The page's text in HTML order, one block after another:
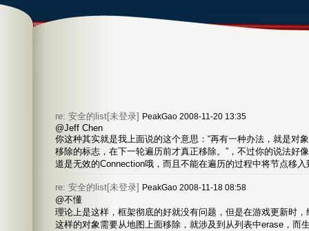
re: 安全的list[未登录] PeakGao 2008-11-20 13:35
@Jeff Chen
你这种其实就是我上面说的这个意思：“再有一种办法，就是对
移除的标志，在下一轮遍历前才真正移除。”，不过你的说法好
道是无效的Connection哦，而且不能在遍历的过程中将节点移
re: 安全的list[未登录] PeakGao 2008-11-18 08:58
@不懂
理论上是这样，框架彻底的好就没有问题，但是在游戏更新时
这样的对象需要从地图上面移除，就涉及到从列表中erase，而